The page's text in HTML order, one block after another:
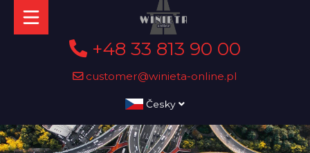
+48 33 813 90 00
customer@winieta-online.pl
Česky